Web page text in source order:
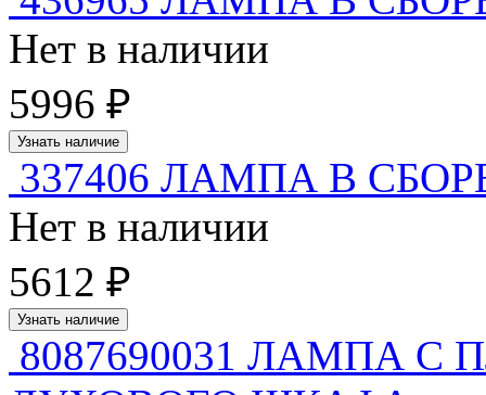
Нет в наличии
5996 ₽
Узнать наличие
337406 ЛАМПА В
Нет в наличии
5612 ₽
Узнать наличие
8087690031 ЛАМПА